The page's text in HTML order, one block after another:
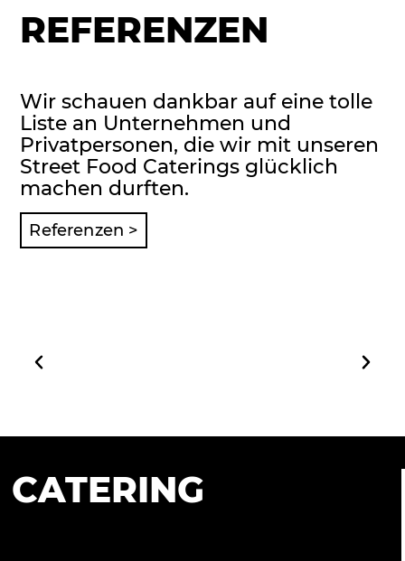
REFERENZEN​
Wir schauen dankbar auf eine tolle
Liste an Unternehmen und
Privatpersonen, die wir mit unseren
Street Food Caterings glücklich
machen durften.
Referenzen >
CATERING